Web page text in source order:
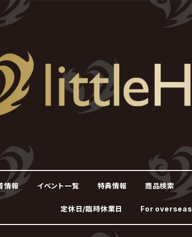
情報 イベント一覧 特典情報 商品検索
定休日/臨時休業日 For overseas